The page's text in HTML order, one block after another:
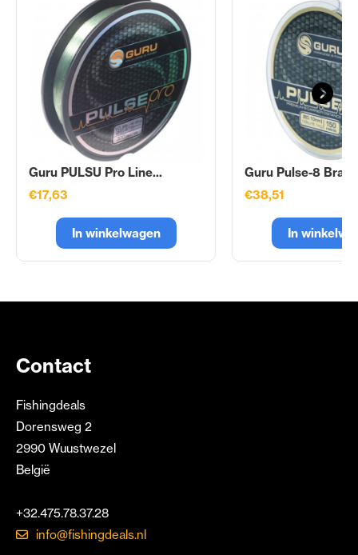
Guru PULSU Pro Line...
€17,63
In winkelwagen
Guru Pulse-8
€38,51
In
Contact
Fishingdeals
Dorensweg 2
2990 Wuustwezel
België
+32.475.78.37.28
info@fishingdeals.nl